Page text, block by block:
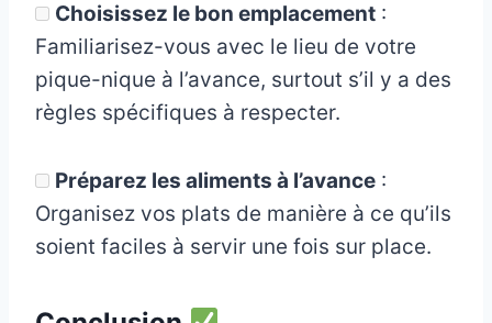
Choisissez le bon emplacement :
Familiarisez-vous avec le lieu de votre
pique-nique à l’avance, surtout s’il y a des
règles spécifiques à respecter.
Préparez les aliments à l’avance :
Organisez vos plats de manière à ce qu’ils
soient faciles à servir une fois sur place.